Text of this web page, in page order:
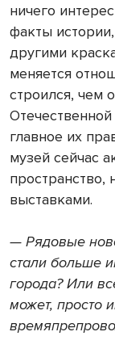
ничего
факты
другими
меняется
строился, чем
главное их
музей сейчас
пространство,
выставками.
— Рядовые
стали больше
города? Или
может, просто